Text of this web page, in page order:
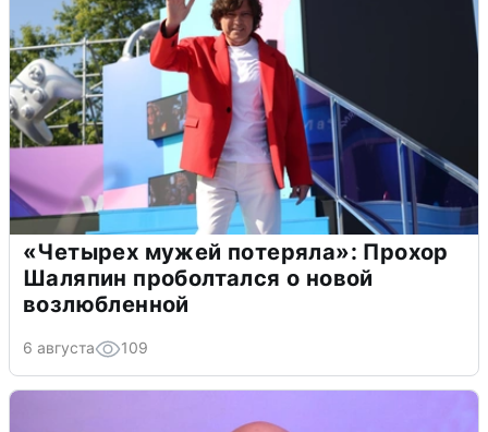
«Четырех мужей потеряла»: Прохор
Шаляпин проболтался о новой
возлюбленной
6 августа 109